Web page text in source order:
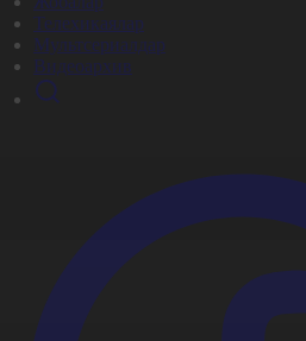
Телехикаялар
Мультсериалдар
Видеоархив